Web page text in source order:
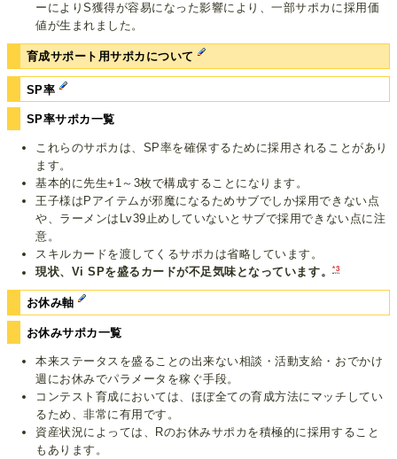
ーによりS獲得が容易になった影響により、一部サポカに採用価
値が生まれました。
育成サポート用サポカについて
SP率
SP率サポカ一覧
これらのサポカは、SP率を確保するために採用されることがあり
ます。
基本的に先生+1～3枚で構成することになります。
王子様はPアイテムが邪魔になるためサブでしか採用できない点
や、ラーメンはLv39止めしていないとサブで採用できない点に注
意。
スキルカードを渡してくるサポカは省略しています。
現状、Vi SPを盛るカードが不足気味となっています。*3
お休み軸
お休みサポカ一覧
本来ステータスを盛ることの出来ない相談・活動支給・おでかけ
週にお休みでパラメータを稼ぐ手段。
コンテスト育成においては、ほぼ全ての育成方法にマッチしてい
るため、非常に有用です。
資産状況によっては、Rのお休みサポカを積極的に採用すること
もあります。